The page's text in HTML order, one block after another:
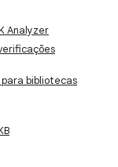
Analyzer
bibliotecas